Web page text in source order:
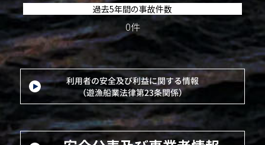
過去5年間の事故件数
0件